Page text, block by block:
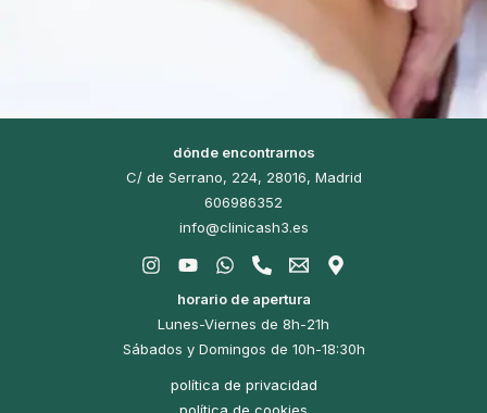
dónde encontrarnos
C/ de Serrano, 224, 28016, Madrid
606986352
info@clinicash3.es
horario de apertura
Lunes-Viernes de 8h-21h
Sábados y Domingos de 10h-18:30h
política de privacidad
política de cookies